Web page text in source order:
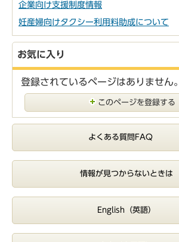
企業向け支援制度情報
妊産婦向けタクシー利用料助成について
お気に入り
登録されているページはありません。
このページを登録する
よくある質問FAQ
情報が見つからないときは
English（英語）